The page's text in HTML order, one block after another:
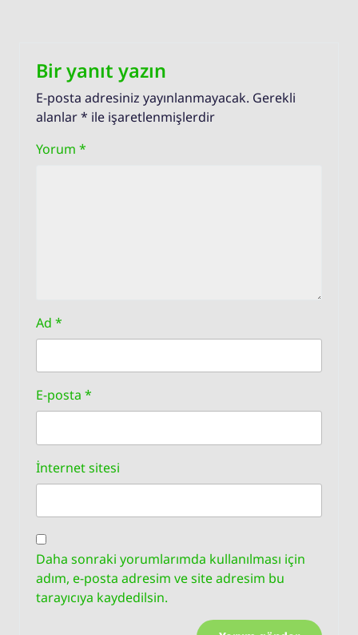
Bir yanıt yazın
E-posta adresiniz yayınlanmayacak. Gerekli
alanlar* ile işaretlenmişlerdir
Yorum *
Ad *
E-posta *
İnternet sitesi
Daha sonraki yorumlarımda kullanılması için
adım, e-posta adresim ve site adresim bu
tarayıcıya kaydedilsin.